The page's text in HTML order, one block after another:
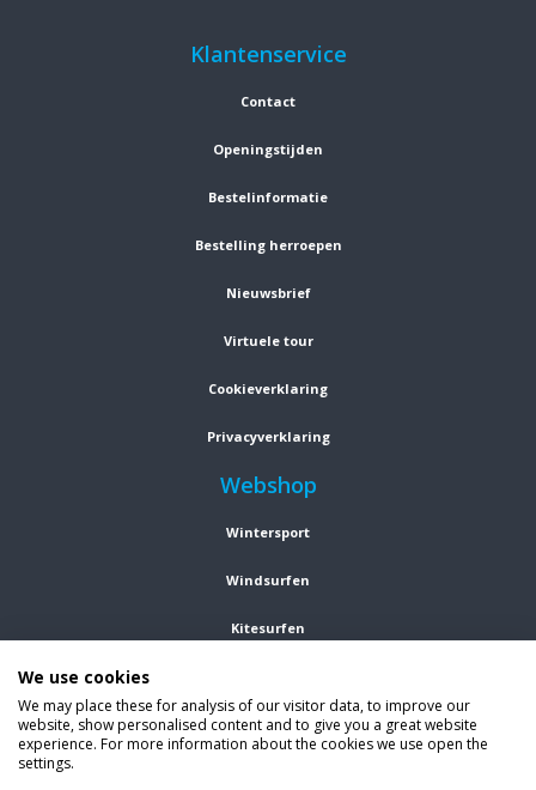
Klantenservice
Contact
Openingstijden
Bestelinformatie
Bestelling herroepen
Nieuwsbrief
Virtuele tour
Cookieverklaring
Privacyverklaring
Webshop
Wintersport
Windsurfen
Kitesurfen
Kleding
Vind ons op social media
We use cookies
We may place these for analysis of our visitor data, to improve our
website, show personalised content and to give you a great website
experience. For more information about the cookies we use open the
settings.